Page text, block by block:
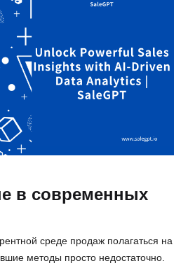
в современных
среде продаж полагаться на
методы просто недостаточно.